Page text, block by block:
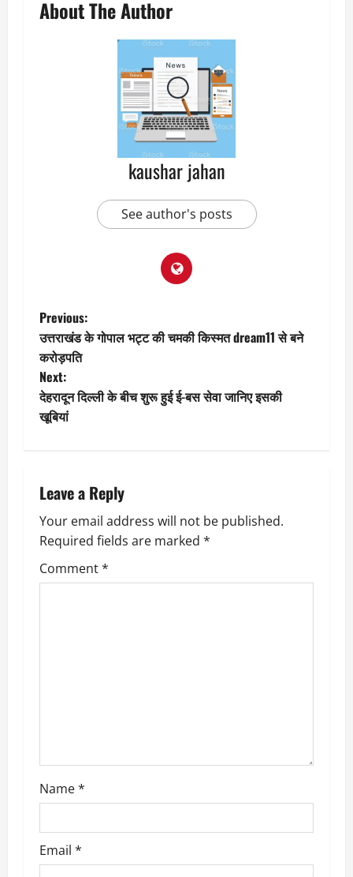
About The Author
kaushar jahan
See author's posts
P
o
s
t
a
v
i
g
Previous:
उत्तराखंड के गोपाल भट्ट की चमकी किस्मत dream11 से बने
करोड़पति
Next:
देहरादून दिल्ली के बीच शुरू हुई ई-बस सेवा जानिए इसकी
खूबियां
Leave a Reply
Your email address will not be published.
Required fields are marked *
Comment*
Name*
Email *